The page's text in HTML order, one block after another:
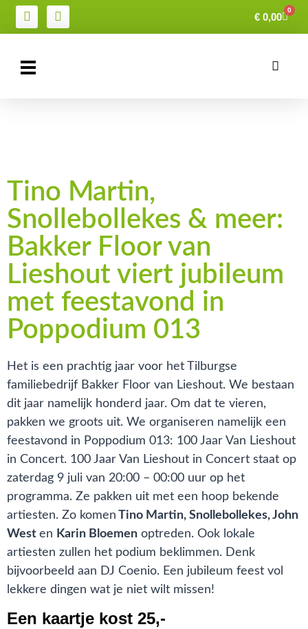
€ 0,00
0
Tino Martin,
Snollebollekes & meer:
Bakker Floor van
Lieshout viert jubileum
met feestavond in
Poppodium 013
Het is een prachtig jaar voor het Tilburgse
familiebedrijf Bakker Floor van Lieshout. We bestaan
dit jaar namelijk honderd jaar. Om dat te vieren,
pakken we groots uit. We organiseren namelijk een
feestavond in Poppodium 013: 100 Jaar Van Lieshout
in Concert. 100 Jaar Van Lieshout in Concert staat op
zaterdag 9 juli van 20:00 – 00:00 uur op het
programma. Ze pakken uit met een hoop bekende
artiesten. Zo komen Tino Martin, Snollebollekes, John
West en Karin Bloemen optreden. Ook lokale
artiesten zullen het podium beklimmen. Denk
bijvoorbeeld aan DJ Coenio. Een jubileum feest vol
lekkere dingen wat je niet wilt missen!
Een kaartje kost 25,-